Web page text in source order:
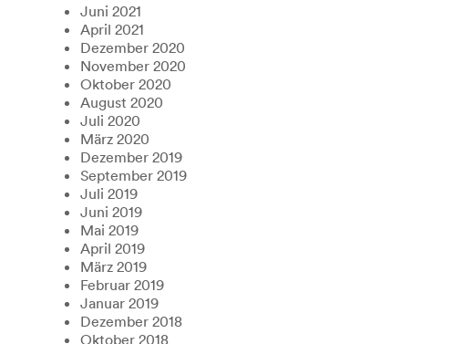
Juni 2021
April 2021
Dezember 2020
November 2020
Oktober 2020
August 2020
Juli 2020
März 2020
Dezember 2019
September 2019
Juli 2019
Juni 2019
Mai 2019
April 2019
März 2019
Februar 2019
Januar 2019
Dezember 2018
Oktober 2018